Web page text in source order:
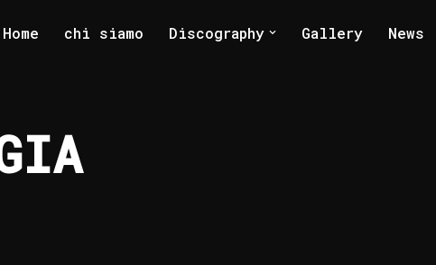
Home chi siamo Discography Gallery News